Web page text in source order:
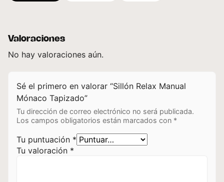
Valoraciones
No hay valoraciones aún.
Sé el primero en valorar “Sillón Relax Manual
Mónaco Tapizado”
Tu dirección de correo electrónico no será publicada.
Los campos obligatorios están marcados con *
Tu puntuación *
Tu valoración *